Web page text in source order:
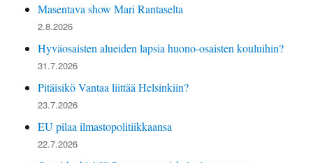
Masentava show Mari Rantaselta
2.8.2026
Hyväosaisten alueiden lapsia huono-osaisten kouluihin?
31.7.2026
Pitäisikö Vantaa liittää Helsinkiin?
23.7.2026
EU pilaa ilmastopolitiikkaansa
22.7.2026